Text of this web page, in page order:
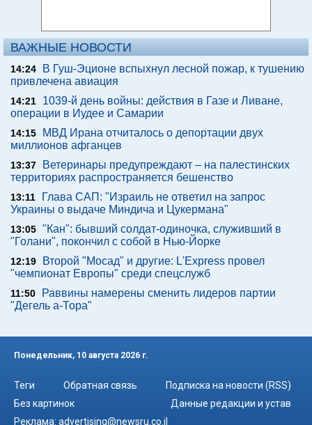
ВАЖНЫЕ НОВОСТИ
14:24
В Гуш-Эционе вспыхнул лесной пожар, к тушению
привлечена авиация
14:21
1039-й день войны: действия в Газе и Ливане,
операции в Иудее и Самарии
14:15
МВД Ирана отчиталось о депортации двух
миллионов афганцев
13:37
Ветеринары предупреждают – на палестинских
территориях распространяется бешенство
13:11
Глава САП: "Израиль не ответил на запрос
Украины о выдаче Миндича и Цукермана"
13:05 "Кан": бывший солдат-одиночка, служивший в
"Голани", покончил с собой в Нью-Йорке
12:19
Второй "Мосад" и другие: L'Express провел
"чемпионат Европы" среди спецслужб
11:50
Раввины намерены сменить лидеров партии
"Дегель а-Тора"
Понедельник, 10 августа 2026 г.
Теги Обратная связь
Подписка на новости (RSS)
Без картинок
Данные редакции и устав
Реклама: advertising@newsru.co.il